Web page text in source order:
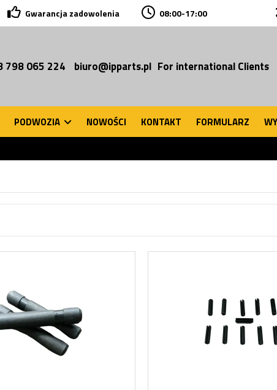
Gwarancja zadowolenia 08:00-17:00
798 065 224 biuro@ipparts.pl For international Clients
PODWOZIA NOWOŚCI KONTAKT FORMULARZ